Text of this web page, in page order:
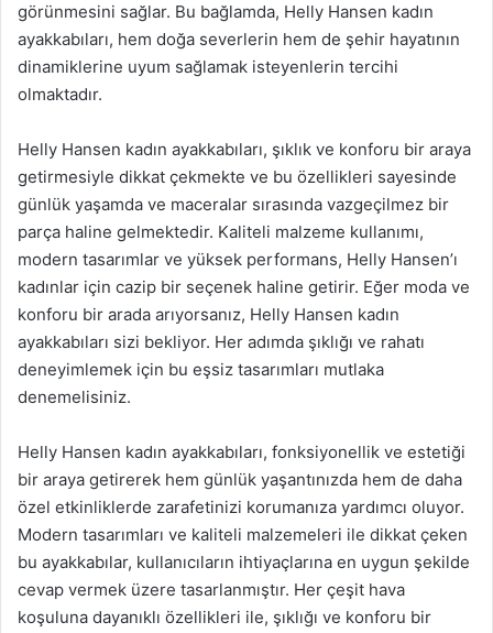
görünmesini sağlar. Bu bağlamda, Helly Hansen kadın
ayakkabıları, hem doğa severlerin hem de şehir hayatının
dinamiklerine uyum sağlamak isteyenlerin tercihi
olmaktadır.
Helly Hansen kadın ayakkabıları, şıklık ve konforu bir araya
getirmesiyle dikkat çekmekte ve bu özellikleri sayesinde
günlük yaşamda ve maceralar sırasında vazgeçilmez bir
parça haline gelmektedir. Kaliteli malzeme kullanımı,
modern tasarımlar ve yüksek performans, Helly Hansen’ı
kadınlar için cazip bir seçenek haline getirir. Eğer moda ve
konforu bir arada arıyorsanız, Helly Hansen kadın
ayakkabıları sizi bekliyor. Her adımda şıklığı ve rahatı
deneyimlemek için bu eşsiz tasarımları mutlaka
denemelisiniz.
Helly Hansen kadın ayakkabıları, fonksiyonellik ve estetiği
bir araya getirerek hem günlük yaşantınızda hem de daha
özel etkinliklerde zarafetinizi korumanıza yardımcı oluyor.
Modern tasarımları ve kaliteli malzemeleri ile dikkat çeken
bu ayakkabılar, kullanıcıların ihtiyaçlarına en uygun şekilde
cevap vermek üzere tasarlanmıştır. Her çeşit hava
koşuluna dayanıklı özellikleri ile, şıklığı ve konforu bir